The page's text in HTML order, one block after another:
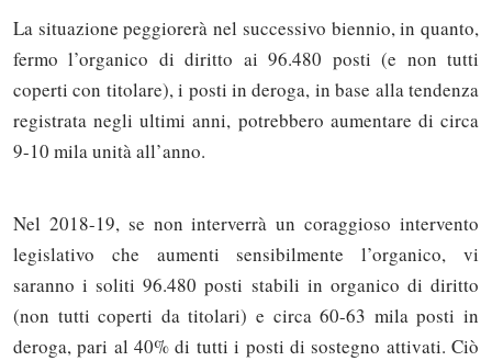
La situazione peggiorerà nel successivo biennio, in quanto,
fermo l’organico di diritto ai 96.480 posti (e non tutti
coperti con titolare), i posti in deroga, in base alla tendenza
registrata negli ultimi anni, potrebbero aumentare di circa
9-10 mila unità all’anno.
Nel 2018-19, se non interverrà un coraggioso intervento
legislativo che aumenti sensibilmente l’organico, vi
saranno i soliti 96.480 posti stabili in organico di diritto
(non tutti coperti da titolari) e circa 60-63 mila posti in
deroga, pari al 40% di tutti i posti di sostegno attivati. Ciò